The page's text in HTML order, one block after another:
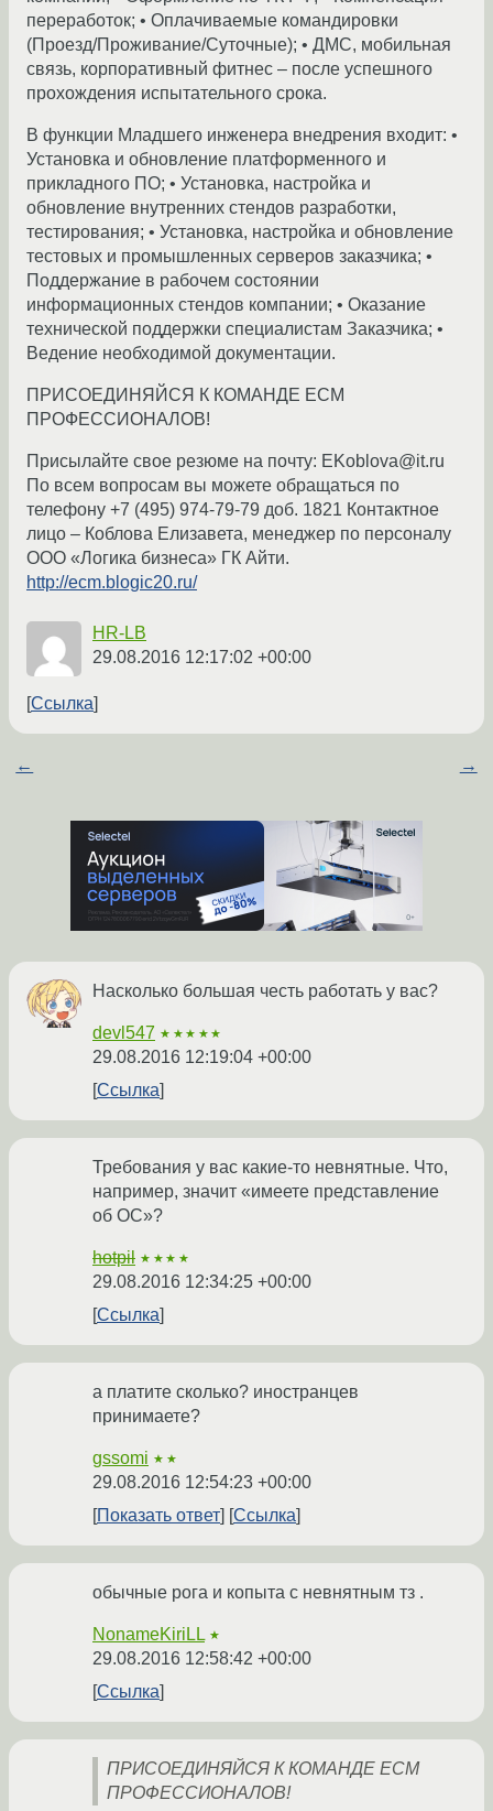
переработок; • Оплачиваемые командировки
(Проезд/Проживание/Суточные); • ДМС, мобильная
связь, корпоративный фитнес – после успешного
прохождения испытательного срока.
В функции Младшего инженера внедрения входит: •
Установка и обновление платформенного и
прикладного ПО; • Установка, настройка и
обновление внутренних стендов разработки,
тестирования; • Установка, настройка и обновление
тестовых и промышленных серверов заказчика; •
Поддержание в рабочем состоянии
информационных стендов компании; • Оказание
технической поддержки специалистам Заказчика; •
Ведение необходимой документации.
ПРИСОЕДИНЯЙСЯ К КОМАНДЕ ECM
ПРОФЕССИОНАЛОВ!
Присылайте свое резюме на почту: EKoblova@it.ru
По всем вопросам вы можете обращаться по
телефону +7 (495) 974-79-79 доб. 1821 Контактное
лицо – Коблова Елизавета, менеджер по персоналу
ООО «Логика бизнеса» ГК Айти.
http://ecm.blogic20.ru/
HR-LB
29.08.2016 12:17:02 +00:00
Ссылка
← →
Насколько большая честь работать у вас?
devl547 ★★★★★
29.08.2016 12:19:04 +00:00
Ссылка
Требования у вас какие-то невнятные. Что,
например, значит «имеете представление
об ОС»?
hotpil ★★★★
29.08.2016 12:34:25 +00:00
Ссылка
а платите сколько? иностранцев
принимаете?
gssomi ★★
29.08.2016 12:54:23 +00:00
Показать ответ
Ссылка
обычные рога и копыта с невнятным тз .
NonameKiriLL ★
29.08.2016 12:58:42 +00:00
Ссылка
ПРИСОЕДИНЯЙСЯ К КОМАНДЕ ECM
ПРОФЕССИОНАЛОВ!